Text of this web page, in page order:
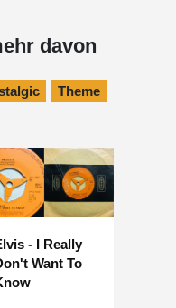
davon
Theme
- I Really
Want To